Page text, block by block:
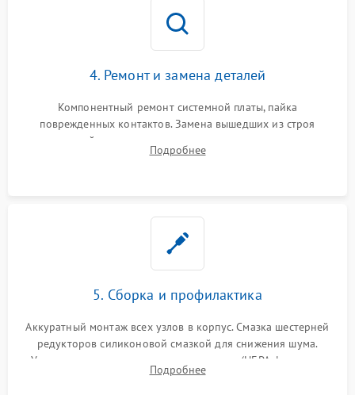
4. Ремонт и замена деталей
Компонентный ремонт системной платы, пайка
поврежденных контактов. Замена вышедших из строя
двигателей, изношенного аккумулятора, неисправного
лидара или помпы подачи воды. Восстановление шлейфов и
Подробнее
5. Сборка и профилактика
Аккуратный монтаж всех узлов в корпус. Смазка шестерней
редукторов силиконовой смазкой для снижения шума.
Установка новых расходных материалов (HEPA-фильтров,
микрофибры, щеток). Надежная фиксация разъемов и
Подробнее